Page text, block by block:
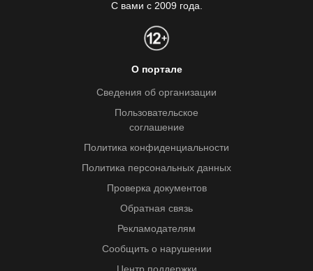
С вами с 2009 года.
О портале
Сведения об организации
Пользовательское
соглашение
Политика конфиденциальности
Политика персональных данных
Проверка документов
Обратная связь
Рекламодателям
Сообщить о нарушении